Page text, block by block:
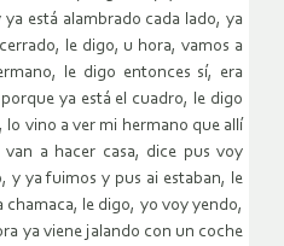
está alambrado cada lado, ya
le digo, u hora, vamos a
le digo entonces sí, era
ya está el cuadro, le digo
lo vino a ver mi hermano que allí
a hacer casa, dice pus voy
y ya fuimos y pus ai estaban, le
chamaca, le digo, yo voy yendo,
ya viene jalando con un coche